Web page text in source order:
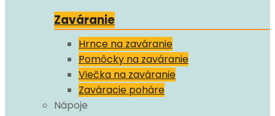
Zaváranie
Hrnce na zaváranie
Pomôcky na zaváranie
Viečka na zaváranie
Zaváracie poháre
Nápoje